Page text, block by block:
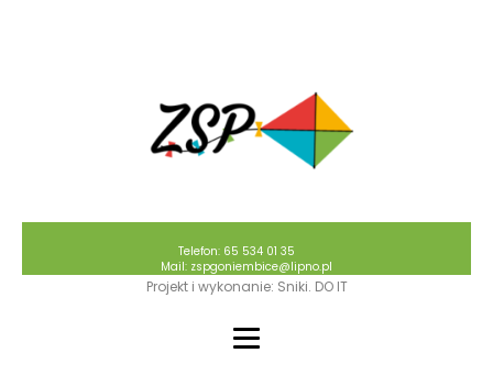
Telefon: 65 534 01 35
Mail: zspgoniembice@lipno.pl
Projekt i wykonanie: Sniki. DO IT